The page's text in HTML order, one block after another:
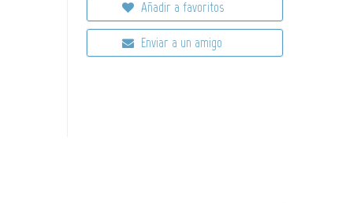
Añadir a favoritos
Enviar a un amigo